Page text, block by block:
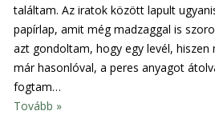
találtam. Az iratok között lapult
papírlap, amit még madzaggal is
azt gondoltam, hogy egy levél,
már hasonlóval, a peres anyagot
fogtam…
Tovább »